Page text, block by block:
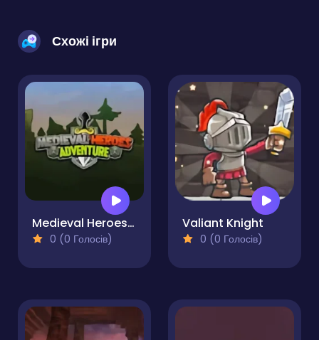
Схожі ігри
Medieval Heroes Adventure
0 (0 Голосів)
Valiant Knight
0 (0 Голосів)